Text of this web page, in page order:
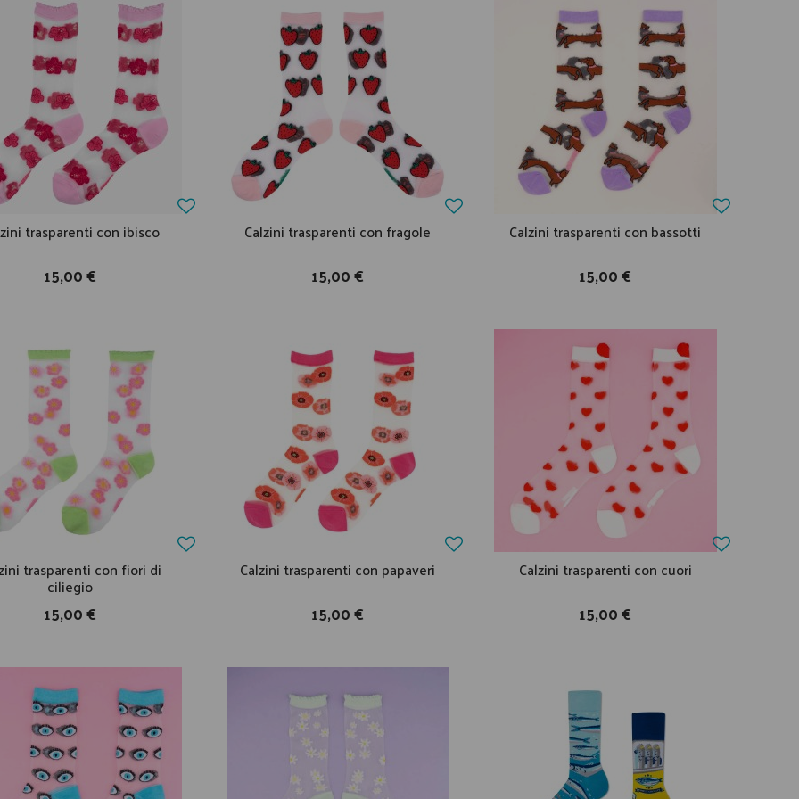
trasparenti con ibisco
15,00 €
Calzini trasparenti con fragole
15,00 €
Calzini trasparenti con bassotti
15,00 €
trasparenti con fiori di
ciliegio
15,00 €
Calzini trasparenti con papaveri
15,00 €
Calzini trasparenti con cuori
15,00 €